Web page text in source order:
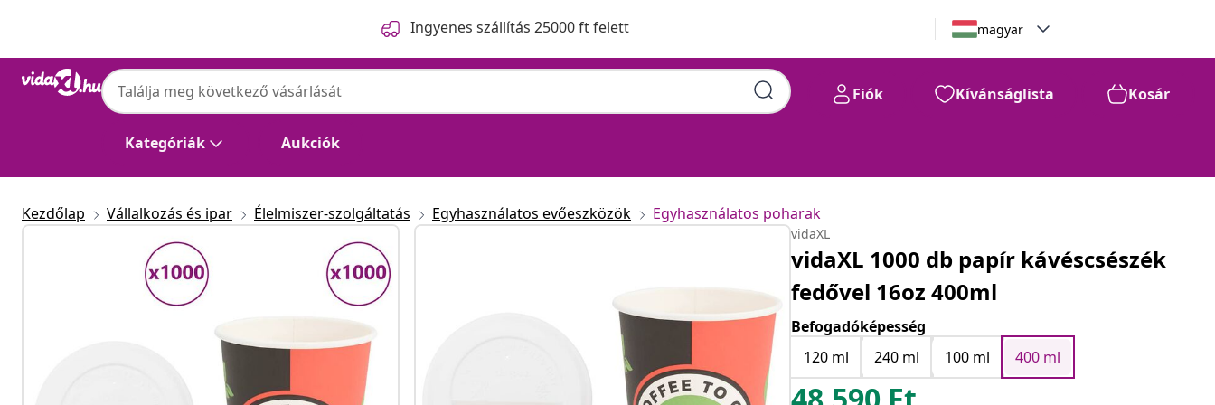
Ingyenes szállítás 25000 ft felett magyar
Kategóriák Aukciók
Fiók Kívánságlista Kosár
Kezdőlap Vállalkozás és ipar Élelmiszer-szolgáltatás Egyhasználatos evőeszközök Egyhasználatos poharak
vidaXL
vidaXL 1000 db papír kávéscsészék
fedővel 16oz 400ml
Befogadóképesség
120 ml
240 ml 100 ml 400 ml